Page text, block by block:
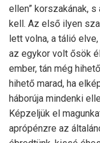
ellen” korszakának,
kell. Az első ilyen
lett volna, a tálió
az egykor volt ősök
ember, tán még
hihető marad, ha
háborúja mindenki
Képzeljük el
aprópénzre az